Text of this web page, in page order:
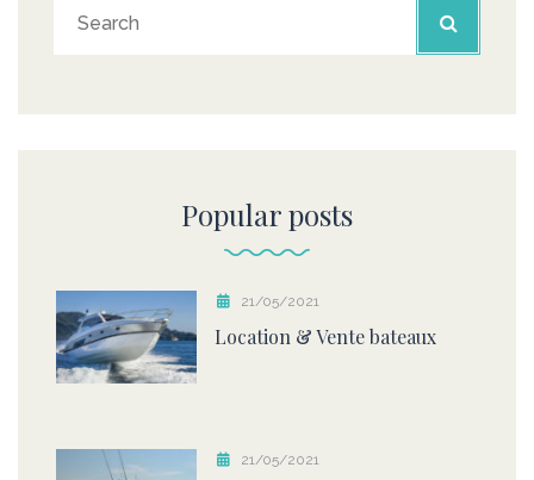
Popular posts
21/05/2021
Location & Vente bateaux
21/05/2021